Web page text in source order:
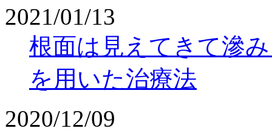
2021/01/13
根面は見えてきて滲
を用いた治療法
2020/12/09